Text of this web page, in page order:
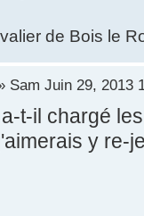
de Bois le
Sam Juin 29, 2013
t-il chargé
y re-